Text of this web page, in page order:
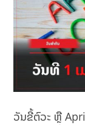
ວັນຂີ້ຕົວະ ຫຼື